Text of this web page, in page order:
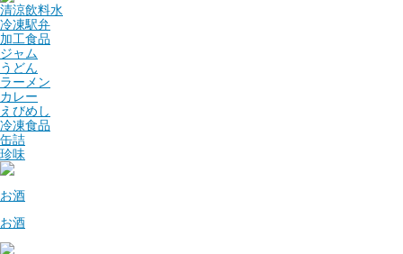
清涼飲料水
冷凍駅弁
加工食品
ジャム
うどん
ラーメン
カレー
えびめし
冷凍食品
缶詰
珍味
お酒
お酒